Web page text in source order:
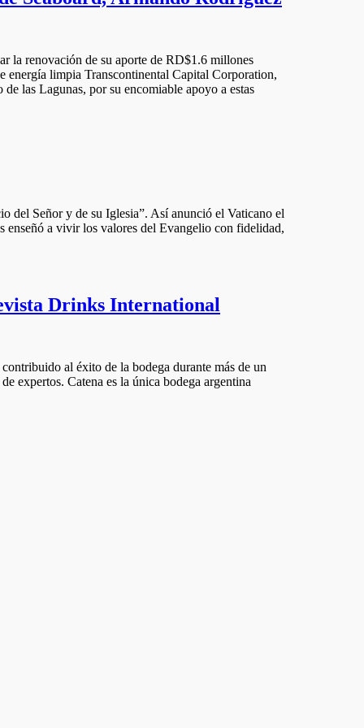
la renovación de su aporte de RD$1.6 millones
limpia Transcontinental Capital Corporation,
las Lagunas, por su encomiable apoyo a estas
del Señor y de su Iglesia”. Así anunció el Vaticano el
enseñó a vivir los valores del Evangelio con fidelidad,
Drinks International
al éxito de la bodega durante más de un
expertos. Catena es la única bodega argentina